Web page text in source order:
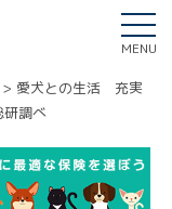
MENU
愛犬との生活 充実
調べ